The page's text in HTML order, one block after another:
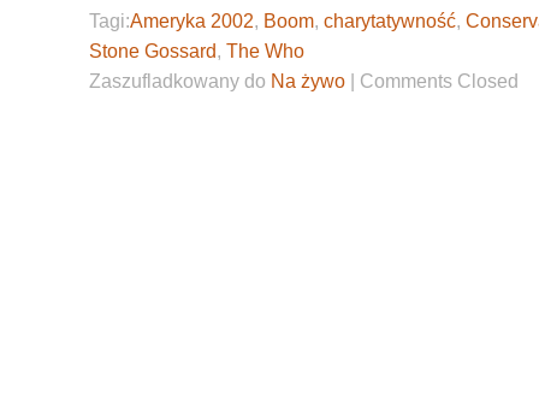
Tagi:Ameryka 2002, Boom, charytatywność,
Stone Gossard, The Who
Zaszufladkowany do Na żywo| Comments Closed